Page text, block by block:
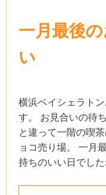
一月最後
い
横浜ベイシェラト
す。 お見合いの待
と違って一階の喫
ョコ売り場。 一月
持ちのいい日でし